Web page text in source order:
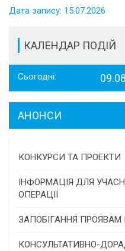
Дата запису: 15.07.2026
КАЛЕНДАР ПОДІЙ
Сьогодні:
АНОНСИ
КОНКУРСИ ТА ПРОЕКТИ
Конкурс проектів та
самоврядування
Конкурс інститутів
Програми/конкурси МТД
ІНФОРМАЦІЯ ДЛЯ
ОПЕРАЦІЇ
ЗАПОБІГАННЯ ПРОЯВАМ
КОНСУЛЬТАТИВНО-